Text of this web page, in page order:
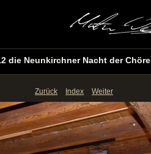
die Neunkirchner Nacht der Chöre
Zurück Index Weiter